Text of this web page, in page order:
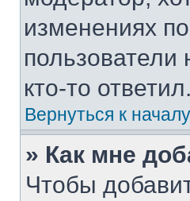
изменениях
пользователи
кто-то ответил.
Вернуться к началу
» Как мне
Чтобы